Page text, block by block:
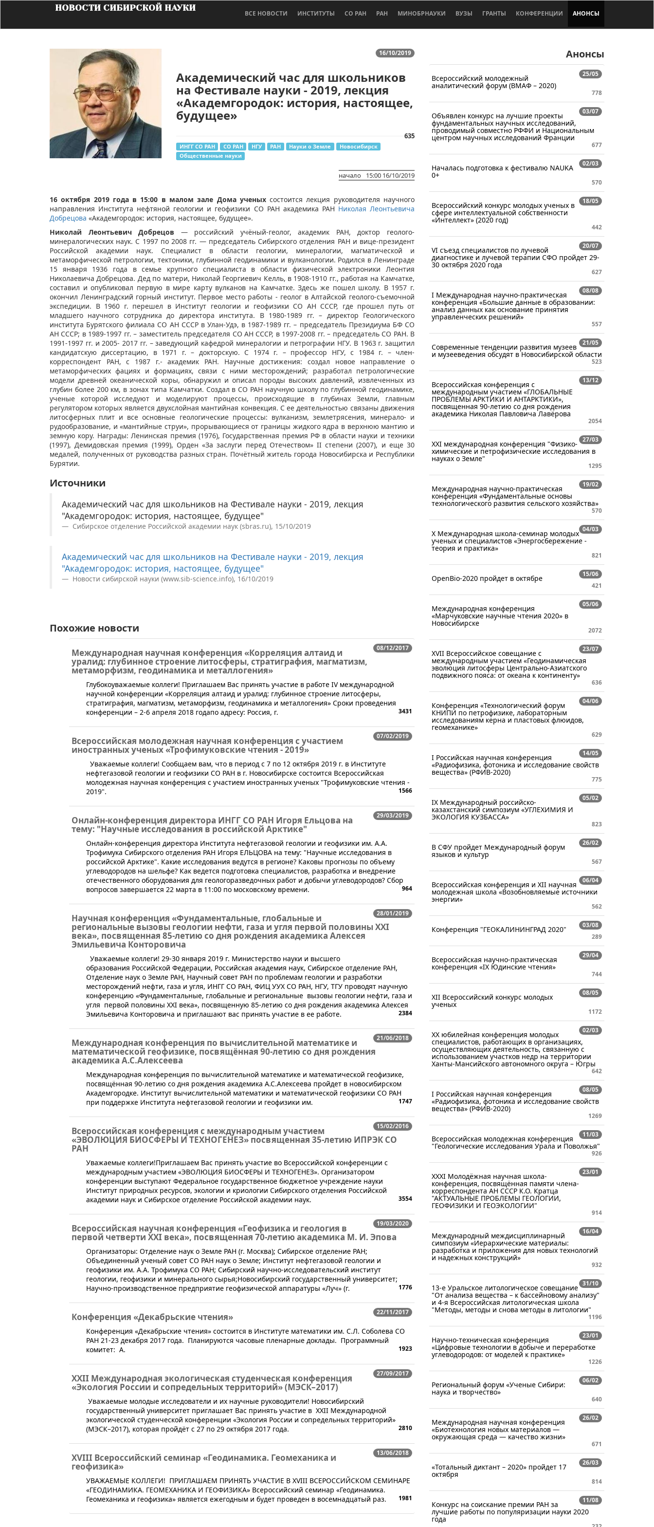
НОВОСТИ СИБИРСКОЙ НАУКИ
ВСЕ НОВОСТИ ИНСТИТУТЫ СО РАН РАН МИНОБРНАУКИ ВУЗЫ ГРАНТЫ КОНФЕРЕНЦИИ АНОНСЫ
16/10/2019
Академический час для школьников
на Фестивале науки - 2019, лекция
«Академгородок: история, настоящее,
будущее»
635
ИНГГ СО РАН СО РАН НГУ РАН Науки о Земле
Новосибирск
Общественные науки
начало 15:00 16/10/2019
16 октября 2019 года в 15:00 в малом зале Дома ученыхсостоится лекция руководителя научного
направления Института нефтяной геологии и геофизики СО РАН академика РАН Николая Леонтьевича
Добрецова «Академгородок: история, настоящее, будущее».
Николай Леонтьевич Добрецов — российский учёный-геолог, академик РАН, доктор геолого-
минералогических наук. С 1997 по 2008 гг. — председатель Сибирского отделения РАН и вице-президент
Российской академии наук. Специалист в области геологии, минералогии, магматической и
метаморфической петрологии, тектоники, глубинной геодинамики и вулканологии. Родился в Ленинграде
15 января 1936 года в семье крупного специалиста в области физической электроники Леонтия
Николаевича Добрецова. Дед по матери, Николай Георгиевич Келль, в 1908-1910 гг., работая на Камчатке,
составил и опубликовал первую в мире карту вулканов на Камчатке. Здесь же пошел школу. В 1957 г.
окончил Ленинградский горный институт. Первое место работы - геолог в Алтайской геолого-съемочной
экспедиции. В 1960 г. перешел в Институт геологии и геофизики СО АН СССР, где прошел путь от
младшего научного сотрудника до директора института. В 1980-1989 гг. – директор Геологического
института Бурятского филиала СО АН СССР в Улан-Удэ, в 1987-1989 гг. – председатель Президиума БФ СО
АН СССР; в 1989-1997 гг. – заместитель председателя СО АН СССР, в 1997-2008 гг. – председатель СО РАН. В
1991-1997 гг. и 2005- 2017 гг. – заведующий кафедрой минералогии и петрографии НГУ. В 1963 г. защитил
кандидатскую диссертацию, в 1971 г. – докторскую. С 1974 г. – профессор НГУ, с 1984 г. – член-
корреспондент РАН, с 1987 г.- академик РАН. Научные достижения: создал новое направление о
метаморфических фациях и формациях, связи с ними месторождений; разработал петрологические
модели древней океанической коры, обнаружил и описал породы высоких давлений, извлеченных из
глубин более 200 км, в зонах типа Камчатки. Создал в СО РАН научную школу по глубинной геодинамике,
ученые которой исследуют и моделируют процессы, происходящие в глубинах Земли, главным
регулятором которых является двухслойная мантийная конвекция. С ее деятельностью связаны движения
литосферных плит и все основные геологические процессы: вулканизм, землетрясения, минерало- и
рудообразование, и «мантийные струи», прорывающиеся от границы жидкого ядра в верхнюю мантию и
земную кору. Награды: Ленинская премия (1976), Государственная премия РФ в области науки и техники
(1997), Демидовская премия (1999), Орден «За заслуги перед Отечеством» II степени (2007), и еще 30
медалей, полученных от руководства разных стран. Почётный житель города Новосибирска и Республики
Бурятии.
Источники
Академический час для школьников на Фестивале науки - 2019, лекция
"Академгородок: история, настоящее, будущее"
Сибирское отделение Российской академии наук (sbras.ru), 15/10/2019
Академический час для школьников на Фестивале науки - 2019, лекция
"Академгородок: история, настоящее, будущее"
Новости сибирской науки (www.sib-science.info), 16/10/2019
Похожие новости
08/12/2017
Международная научная конференция «Корреляция алтаид и
уралид: глубинное строение литосферы, стратиграфия, магматизм,
метаморфизм, геодинамика и металлогения»
​​​Глубокоуважаемые коллеги! Приглашаем Вас принять участие в работе IV международной
научной конференции «Корреляция алтаид и уралид: глубинное строение литосферы,
стратиграфия, магматизм, метаморфизм, геодинамика и металлогения» Сроки проведения
конференции – 2-6 апреля 2018 годапо адресу: Россия, г.
3431
07/02/2019
Всероссийская молодежная научная конференция с участием
иностранных ученых «Трофимуковские чтения - 2019»
​​​​​​ ​Уважаемые коллеги! ​Сообщаем вам, что в период с 7 по 12 октября 2019 г. в Институте
нефтегазовой геологии и геофизики СО РАН в г. Новосибирске состоится Всероссийская
молодежная научная конференция с участием иностранных ученых "Трофимуковские чтения -
2019".
1566
29/03/2019
Онлайн-конференция директора ИНГГ СО РАН Игоря Ельцова на
тему: "Научные исследования в российской Арктике"
Онлайн-конференция директора Института нефтегазовой геологии и геофизики им. А.А.
Трофимука Сибирского отделения РАН Игоря ЕЛЬЦОВА на тему: "Научные исследования в
российской Арктике". Какие исследования ведутся в регионе? Каковы прогнозы по объему
углеводородов на шельфе? Как ведется подготовка специалистов, разработка и внедрение
отечественного оборудования для геологоразведочных работ и добычи углеводородов? Сбор
вопросов завершается 22 марта в 11:00 по московскому времени.
964
28/01/2019
Научная конференция «Фундаментальные, глобальные и
региональные вызовы геологии нефти, газа и угля первой половины XXI
века», посвященная 85-летию со дня рождения академика Алексея
Эмильевича Конторовича
​​​ Уважаемые коллеги! 29-30 января 2019 г. Министерство науки и высшего
образования Российской Федерации, Российская академия наук, Сибирское отделение РАН,
Отделение наук о Земле РАН, Научный совет РАН по проблемам геологии и разработки
месторождений нефти, газа и угля, ИНГГ СО РАН, ФИЦ УУХ СО РАН, НГУ, ТГУ проводят научную
конференцию «Фундаментальные, глобальные и региональные вызовы геологии нефти, газа и
угля первой половины XXI века», посвященную 85-летию со дня рождения академика Алексея
Эмильевича Конторовича и приглашают вас принять участие в ее работе.
2384
21/06/2018
Международная конференция по вычислительной математике и
математической геофизике, посвящённая 90-летию со дня рождения
академика А.С.Алексеева
Международная конференция по вычислительной математике и математической геофизике,
посвящённая 90-летию со дня рождения академика А.С.Алексеева пройдет в новосибирском
Академгородке. Институт вычислительной математики и математической геофизики СО РАН
при поддержке Института нефтегазовой геологии и геофизики им.
1747
15/02/2016
Всероссийская конференция с международным участием
«ЭВОЛЮЦИЯ БИОСФЕРЫ И ТЕХНОГЕНЕЗ» посвященная 35-летию ИПРЭК СО
РАН
​Уважаемые коллеги!Приглашаем Вас принять участие во Всероссийской конференции с
международным участием «ЭВОЛЮЦИЯ БИОСФЕРЫ И ТЕХНОГЕНЕЗ». Организатором
конференции выступают Федеральное государственное бюджетное учреждение науки
Институт природных ресурсов, экологии и криологии Сибирского отделения Российской
академии наук и Сибирское отделение Российской академии наук.
3554
19/03/2020
Всероссийская научная конференция «Геофизика и геология в
первой четверти XXI века», посвященная 70-летию академика М. И. Эпова
​​​​​​Организаторы: Отделение наук о Земле РАН (г. Москва); Сибирское отделение РАН;
Объединенный ученый совет СО РАН наук о Земле; Институт нефтегазовой геологии и
геофизики им. А.А. Трофимука СО РАН; Сибирский научно-исследовательский институт
геологии, геофизики и минерального сырья;Новосибирский государственный университет;
Научно-производственное предприятие геофизической аппаратуры «Луч» (г.
1776
22/11/2017
Конференция «Декабрьские чтения»
​Конференция «Декабрьские чтения» состоится в Институте математики им. С.Л. Соболева СО
РАН 21-23 декабря 2017 года. Планируются часовые пленарные доклады. Программный
комитет: А.
1923
27/09/2017
ХХII Международная экологическая студенческая конференция
«Экология России и сопредельных территорий» (МЭСК–2017)
​ Уважаемые молодые исследователи и их научные руководители! Новосибирский
государственный университет приглашает Вас принять участие в ХХII Международной
экологической студенческой конференции «Экология России и сопредельных территорий»
(МЭСК–2017), которая пройдёт с 27 по 29 октября 2017 года.
2810
13/06/2018
XVIII Всероссийский семинар «Геодинамика. Геомеханика и
геофизика»
​​​УВАЖАЕМЫЕ КОЛЛЕГИ! ПРИГЛАШАЕМ ПРИНЯТЬ УЧАСТИЕ В XVIII ВСЕРОССИЙСКОМ СЕМИНАРЕ
«ГЕОДИНАМИКА. ГЕОМЕХАНИКА И ГЕОФИЗИКА» ​Всероссийский семинар «Геодинамика.
Геомеханика и геофизика» является ежегодным и будет проведен в восемнадцатый раз.
1981
Анонсы
25/05
Всероссийский молодежный
аналитический форум (ВМАФ – 2020)
778
03/07
Объявлен конкурс на лучшие проекты
фундаментальных научных исследований,
проводимый совместно РФФИ и Национальным
центром научных исследований Франции
677
02/03
Началась подготовка к фестивалю NAUKA
0+
570
18/05
Всероссийский конкурс молодых ученых в
сфере интеллектуальной собственности
«Интеллект» (2020 год)
442
20/07
VI съезд специалистов по лучевой
диагностике и лучевой терапии СФО пройдет 29-
30 октября 2020 года
627
08/08
I Международная научно-практическая
конференция «Большие данные в образовании:
анализ данных как основание принятия
управленческих решений»
557
21/05
Современные тенденции развития музеев
и музееведения обсудят в Новосибирской области
523
13/12
Всероссийская конференция с
международным участием «ГЛОБАЛЬНЫЕ
ПРОБЛЕМЫ АРКТИКИ И АНТАРКТИКИ»,
посвященная 90-летию со дня рождения
академика Николая Павловича Лавёрова
2054
27/03
XХI международная конференция "Физико-
химические и петрофизические исследования в
науках о Земле"
1295
19/02
Международная научно-практическая
конференция «Фундаментальные основы
технологического развития сельского хозяйства»
570
04/03
X Международная школа-семинар молодых
ученых и специалистов «Энергосбережение -
теория и практика»
821
15/06
OpenBio-2020 пройдет в октябре
421
05/06
Международная конференция
«Марчуковские научные чтения 2020» в
Новосибирске
2072
23/07
XVII Всероссийское совещание с
международным участием «Геодинамическая
эволюция литосферы Центрально-Азиатского
подвижного пояса: от океана к континенту»
636
04/06
Конференция «Технологический форум
КНИПИ по петрофизике, лабораторным
исследованиям керна и пластовых флюидов,
геомеханике»
629
14/05
I Российская научная конференция
«Радиофизика, фотоника и исследование свойств
вещества» (РФИВ-2020)
775
05/02
IX Международный российско-
казахстанский симпозиум «УГЛЕХИМИЯ И
ЭКОЛОГИЯ КУЗБАССА»
823
26/02
В СФУ пройдет Международный форум
языков и культур
567
06/04
Всероссийская конференция и XII научная
молодежная школа «Возобновляемые источники
энергии»
562
03/08
Конференция "ГЕОКАЛИНИНГРАД 2020"
289
29/04
Всероссийская научно-практическая
конференция «IX Юдинские чтения»
744
08/05
XII Всероссийский конкурс молодых
ученых
1172
02/03
ХХ юбилейная конференция молодых
специалистов, работающих в организациях,
осуществляющих деятельность, связанную с
использованием участков недр на территории
Ханты-Мансийского автономного округа – Югры
642
08/05
I Российская научная конференция
«Радиофизика, фотоника и исследование свойств
вещества» (РФИВ-2020)
1269
11/03
Всероссийская молодежная конференция
"Геологические исследования Урала и Поволжья"
926
23/01
XXXI Молодёжная научная школа-
конференция, посвящённая памяти члена-
корреспондента АН СССР К.О. Кратца
"АКТУАЛЬНЫЕ ПРОБЛЕМЫ ГЕОЛОГИИ,
ГЕОФИЗИКИ И ГЕОЭКОЛОГИИ"
914
16/04
Международный междисциплинарный
симпозиум «Иерархические материалы:
разработка и приложения для новых технологий
и надежных конструкций»
932
31/10
13-е Уральское литологическое совещание
"От анализа вещества – к бассейновому анализу"
и 4-я Всероссийская литологическая школа
"Методы, методы и снова методы в литологии"
1196
23/01
Научно-техническая конференция
«Цифровые технологии в добыче и переработке
углеводородов: от моделей к практике»
1226
06/02
Региональный форум «Ученые Сибири:
наука и творчество»
640
26/02
Международная научная конференция
«Биотехнология новых материалов —
окружающая среда — качество жизни»
671
26/03
«Тотальный диктант – 2020» пройдет 17
октября
814
11/08
Конкурс на соискание премии РАН за
лучшие работы по популяризации науки 2020
года